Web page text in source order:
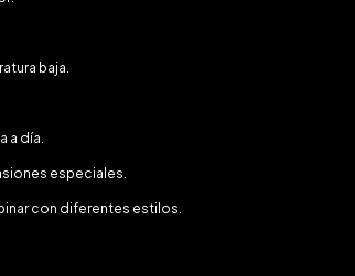
baja.
a día.
especiales.
con diferentes estilos.